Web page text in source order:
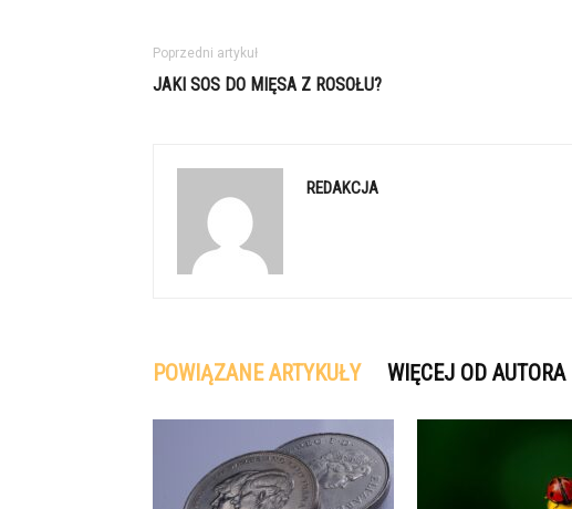
Poprzedni artykuł
JAKI SOS DO MIĘSA Z ROSOŁU?
REDAKCJA
POWIĄZANE ARTYKUŁY WIĘCEJ OD AUTORA